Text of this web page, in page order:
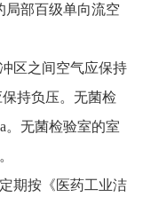
局部百级单向流空
区之间空气应保持
持负压。无菌检
。无菌检验室的室
期按《医药工业洁